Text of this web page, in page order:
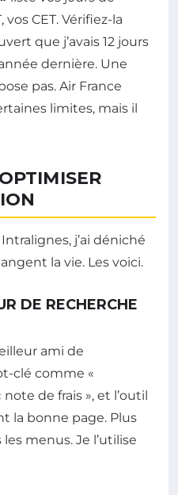
CET. Vérifiez-la
que j’avais 12 jours
dernière. Une
pas. Air France
limites, mais il
j’ai déniché
la vie. Les voici.
DE RECHERCHE
ami de
clé comme «
de frais », et l’outil
la bonne page. Plus
menus. Je l’utilise